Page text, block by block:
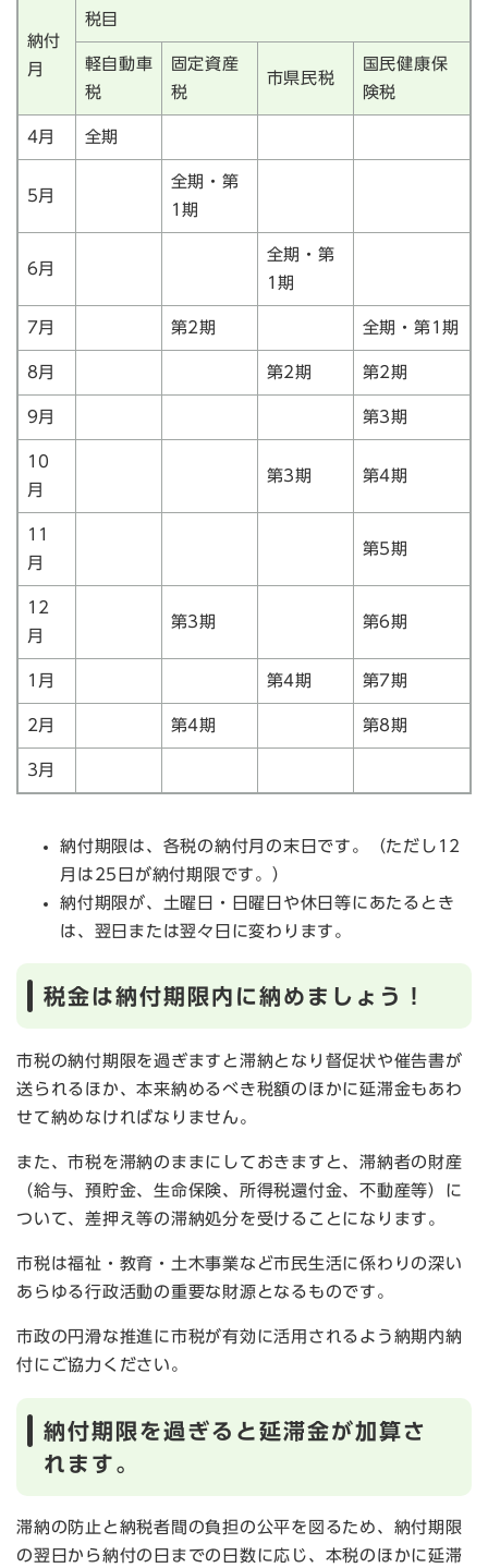
納付
月
税目
軽自動車
税
固定資産
税
市県民税
国民健康保
険税
4月 全期
5月
全期・第
1期
6月
全期・第
1期
7月 第2期 全期・第1期
8月 第2期 第2期
9月 第3期
10
月
第3期 第4期
11
月
第5期
12
月
第3期 第6期
1月 第4期 第7期
2月 第4期 第8期
3月
納付期限は、各税の納付月の末日です。（ただし12
月は25日が納付期限です。）
納付期限が、土曜日・日曜日や休日等にあたるとき
は、翌日または翌々日に変わります。
税金は納付期限内に納めましょう！
市税の納付期限を過ぎますと滞納となり督促状や催告書が
送られるほか、本来納めるべき税額のほかに延滞金もあわ
せて納めなければなりません。
また、市税を滞納のままにしておきますと、滞納者の財産
（給与、預貯金、生命保険、所得税還付金、不動産等）に
ついて、差押え等の滞納処分を受けることになります。
市税は福祉・教育・土木事業など市民生活に係わりの深い
あらゆる行政活動の重要な財源となるものです。
市政の円滑な推進に市税が有効に活用されるよう納期内納
付にご協力ください。
納付期限を過ぎると延滞金が加算さ
れます。
滞納の防止と納税者間の負担の公平を図るため、納付期限
の翌日から納付の日までの日数に応じ、本税のほかに延滞